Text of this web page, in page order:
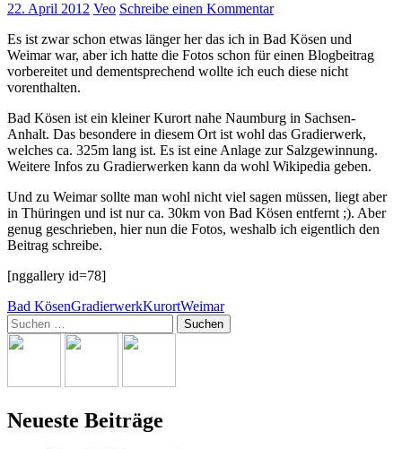
22. April 2012 Veo Schreibe einen Kommentar
Es ist zwar schon etwas länger her das ich in Bad Kösen und
Weimar war, aber ich hatte die Fotos schon für einen Blogbeitrag
vorbereitet und dementsprechend wollte ich euch diese nicht
vorenthalten.
Bad Kösen ist ein kleiner Kurort nahe Naumburg in Sachsen-
Anhalt. Das besondere in diesem Ort ist wohl das Gradierwerk,
welches ca. 325m lang ist. Es ist eine Anlage zur Salzgewinnung.
Weitere Infos zu Gradierwerken kann da wohl Wikipedia geben.
Und zu Weimar sollte man wohl nicht viel sagen müssen, liegt aber
in Thüringen und ist nur ca. 30km von Bad Kösen entfernt ;). Aber
genug geschrieben, hier nun die Fotos, weshalb ich eigentlich den
Beitrag schreibe.
[nggallery id=78]
Bad KösenGradierwerkKurortWeimar
Suchen
nach:
Neueste Beiträge